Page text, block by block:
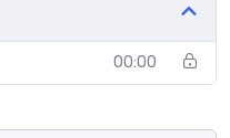
00:00